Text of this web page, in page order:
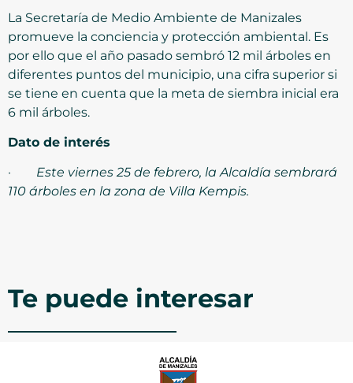
La Secretaría de Medio Ambiente de Manizales
promueve la conciencia y protección ambiental. Es
por ello que el año pasado sembró 12 mil árboles en
diferentes puntos del municipio, una cifra superior si
se tiene en cuenta que la meta de siembra inicial era
6 mil árboles.
Dato de interés
· Este viernes 25 de febrero, la Alcaldía sembrará
110 árboles en la zona de Villa Kempis.
Te puede interesar